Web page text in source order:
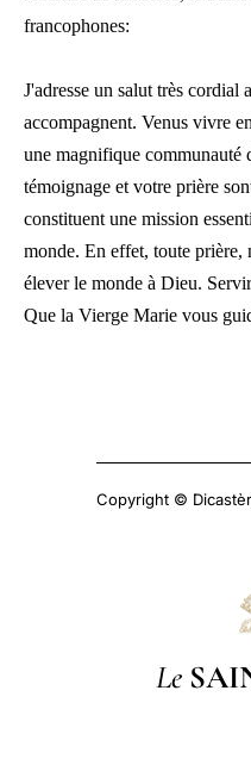
francophones:
J'adresse un salut très cordial
accompagnent. Venus vivre
une magnifique communauté
témoignage et votre prière
constituent une mission
monde. En effet, toute prière,
élever le monde à Dieu.
Que la Vierge Marie vous
Copyright ©
Le